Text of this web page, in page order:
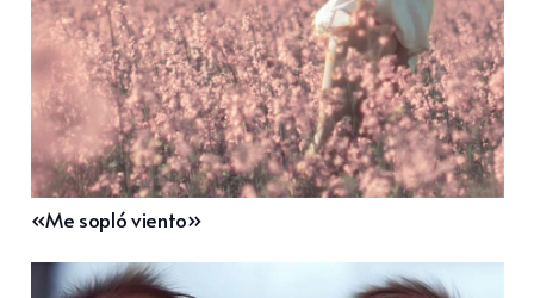
«Me sopló viento»